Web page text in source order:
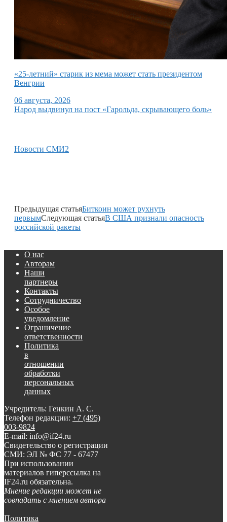
«25-летний» старик из мема может стать президентом
Венгрии
06 августа, 2026
Народ выдвинул на пост «Гарольда, скрывающего боль»
Новости СМИ2
Предыдущая статьяБиткоин может рухнуть
первымСледующая статьяВ США признали опасность
российской ракеты
О нас
Авторам
Наши
партнеры
Контакты
Сотрудничество
Особое
уведомление
Ограничение
ответственности
Политика
в
отношении
обработки
персональных
данных
Учредитель: Генкин А. С.
Телефон редакции: +7 (495)
003-9824
E-mail: info@if24.ru
Свидетельство о регистрации
СМИ: ЭЛ № ФС 77 - 67477
При использовании
материалов гиперссылка на
IF24.ru обязательна.
Мнение редакции может не
совпадать с мнением автора
Политика